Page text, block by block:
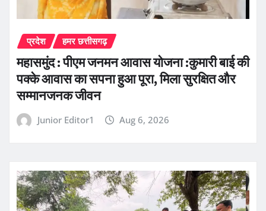
प्रदेश हमर छत्तीसगढ़
महासमुंद : पीएम जनमन आवास योजना :कुमारी बाई की
पक्के आवास का सपना हुआ पूरा, मिला सुरक्षित और
सम्मानजनक जीवन
Junior Editor1 Aug 6, 2026